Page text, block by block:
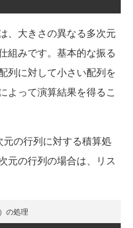
、大きさの異なる多次元
組みです。基本的な振る
列に対して小さい配列を
よって演算結果を得るこ
の行列に対する積算処
元の行列の場合は、リス
の処理